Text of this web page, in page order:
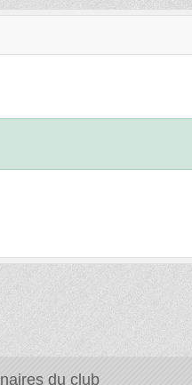
du club